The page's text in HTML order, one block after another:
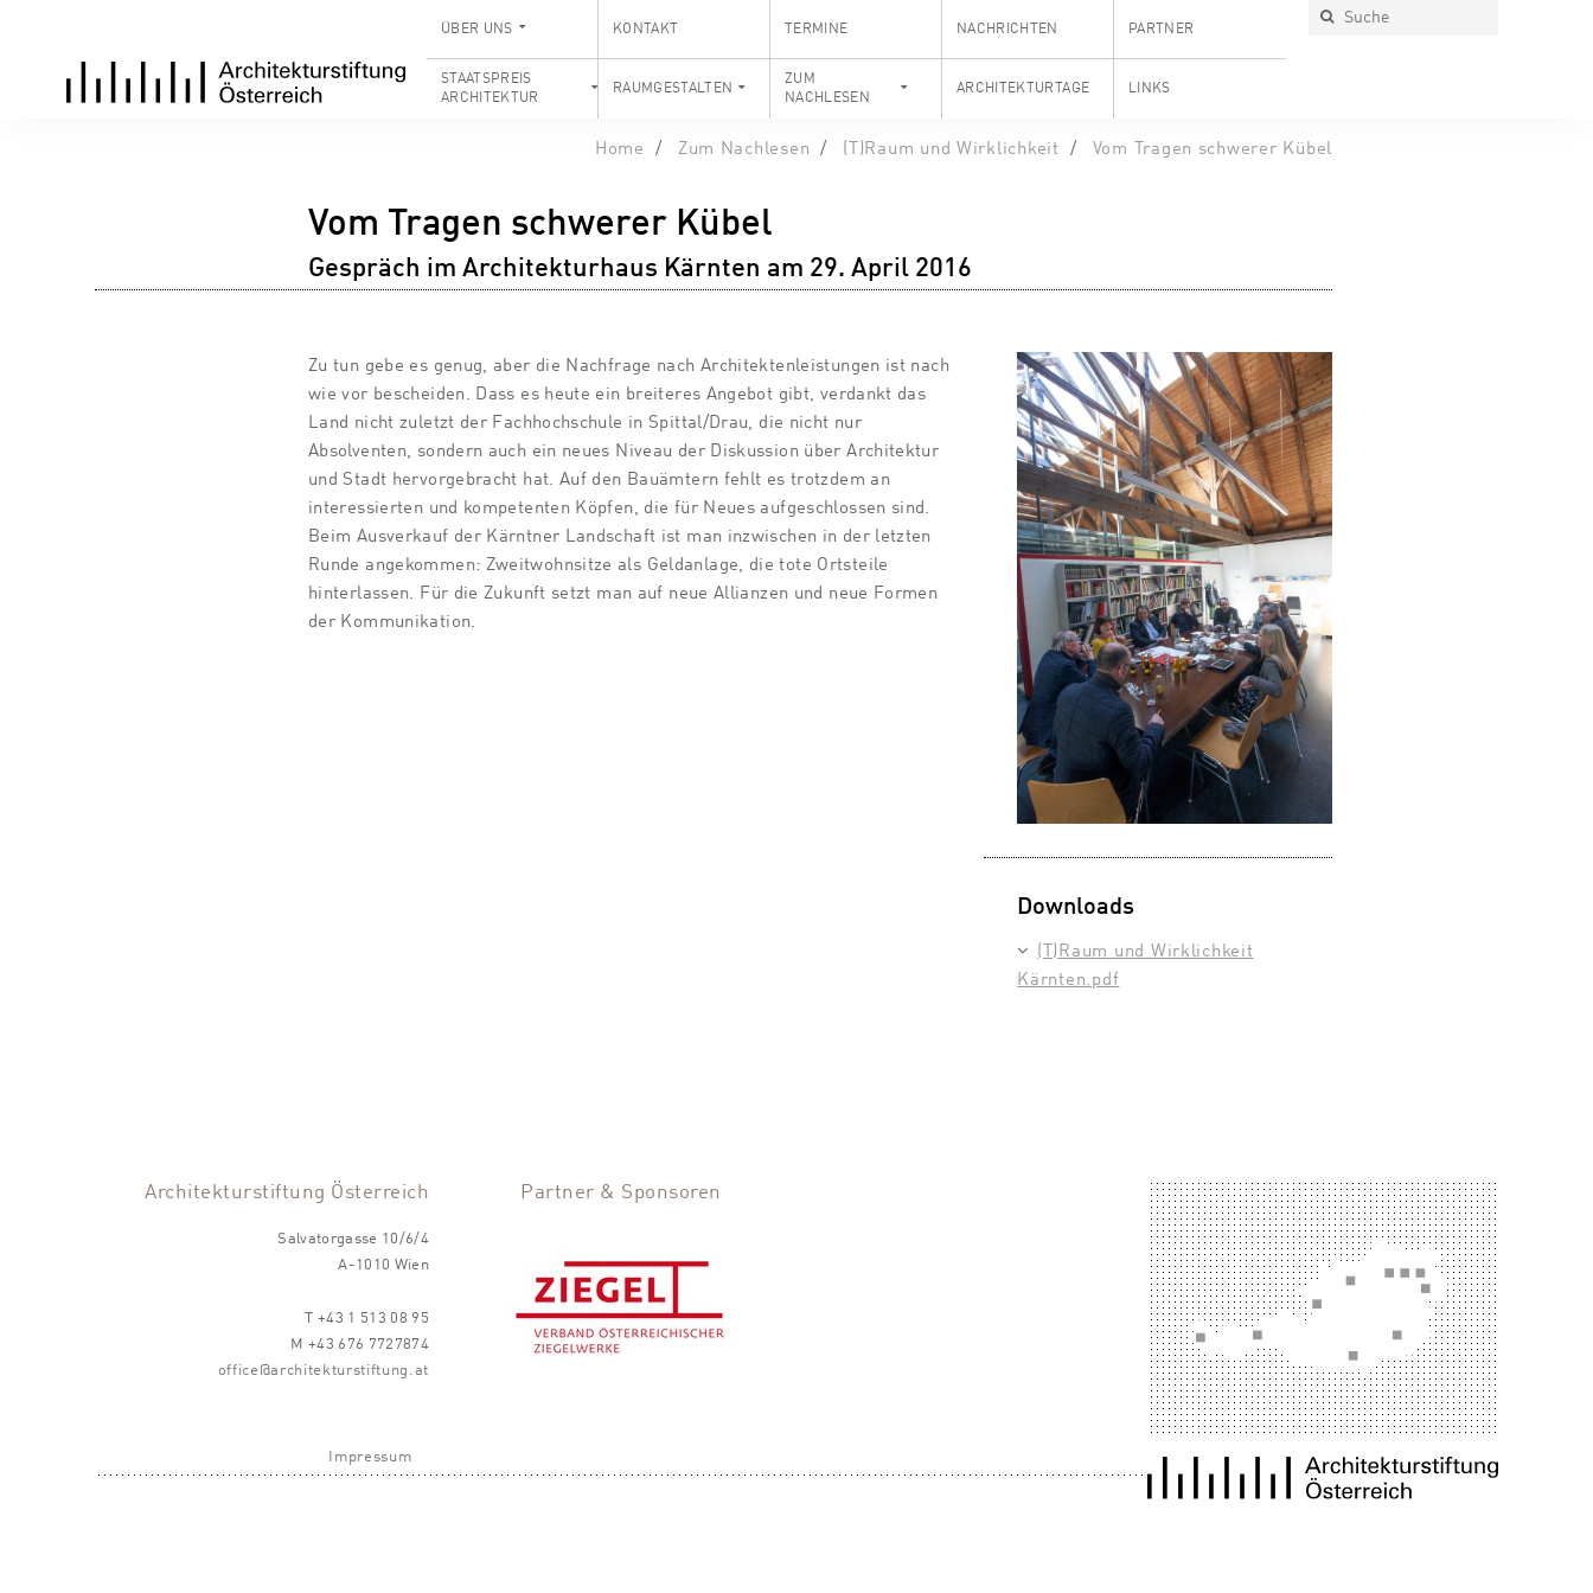
ÜBER UNS KONTAKT TERMINE NACHRICHTEN PARTNER
STAATSPREIS
ARCHITEKTUR
RAUMGESTALTEN
ZUM
NACHLESEN
ARCHITEKTURTAGE LINKS
Home Zum Nachlesen (T)Raum und Wirklichkeit Vom Tragen schwerer Kübel
Vom Tragen schwerer Kübel
Gespräch im Architekturhaus Kärnten am 29. April 2016
Zu tun gebe es genug, aber die Nachfrage nach Architektenleistungen ist nach
wie vor bescheiden. Dass es heute ein breiteres Angebot gibt, verdankt das
Land nicht zuletzt der Fachhochschule in Spittal/Drau, die nicht nur
Absolventen, sondern auch ein neues Niveau der Diskussion über Architektur
und Stadt hervorgebracht hat. Auf den Bauämtern fehlt es trotzdem an
interessierten und kompetenten Köpfen, die für Neues aufgeschlossen sind.
Beim Ausverkauf der Kärntner Landschaft ist man inzwischen in der letzten
Runde angekommen: Zweitwohnsitze als Geldanlage, die tote Ortsteile
hinterlassen. Für die Zukunft setzt man auf neue Allianzen und neue Formen
der Kommunikation.
Downloads
(T)Raum und Wirklichkeit
Kärnten.pdf
Architekturstiftung Österreich
Salvatorgasse 10/6/4
A-1010 Wien
T +43 1 513 08 95
M +43 676 7727874
office@architekturstiftung.at
Partner & Sponsoren
Impressum